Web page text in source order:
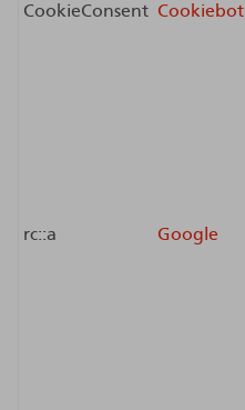
CookieConsent Cookiebot
rc::a Google